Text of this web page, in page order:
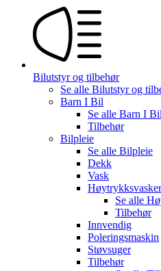
Bilutstyr og tilbehør
Se alle Bilutstyr og
Barn I Bil
Se alle Barn I Bil
Tilbehør
Bilpleie
Se alle Bilpleie
Dekk
Vask
Se alle
Tilbehør
Innvendig
Poleringsmaskin
Støvsuger
Tilbehør